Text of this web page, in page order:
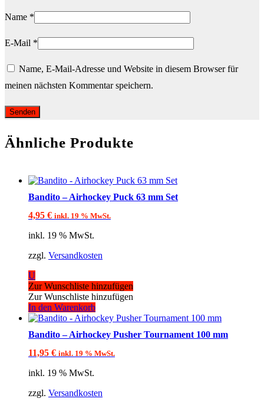
Name *
E-Mail *
Name, E-Mail-Adresse und Website in diesem Browser für
meinen nächsten Kommentar speichern.
Ähnliche Produkte
Bandito – Airhockey Puck 63 mm Set
4,95 € inkl. 19 % MwSt.
inkl. 19 % MwSt.
zzgl. Versandkosten
U
Zur Wunschliste hinzufügen
Zur Wunschliste hinzufügen
In den Warenkorb
Bandito – Airhockey Pusher Tournament 100 mm
11,95 € inkl. 19 % MwSt.
inkl. 19 % MwSt.
zzgl. Versandkosten